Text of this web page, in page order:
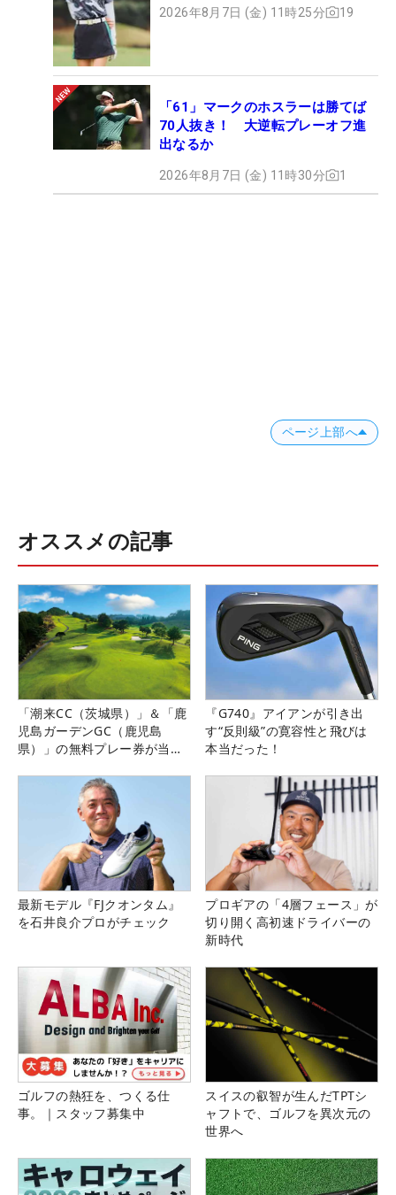
2026年8月7日 (金) 11時25分 19
「61」マークのホスラーは勝てば
70人抜き！ 大逆転プレーオフ進
出なるか
2026年8月7日 (金) 11時30分 1
ページ上部へ
オススメの記事
「潮来CC（茨城県）」＆「鹿
児島ガーデンGC（鹿児島
県）」の無料プレー券が当た
『G740』アイアンが引き出
す“反則級”の寛容性と飛びは
本当だった！
最新モデル『FJクオンタム』
を石井良介プロがチェック
プロギアの「4層フェース」が
切り開く高初速ドライバーの
新時代
ゴルフの熱狂を、つくる仕
事。｜スタッフ募集中
スイスの叡智が生んだTPTシ
ャフトで、ゴルフを異次元の
世界へ